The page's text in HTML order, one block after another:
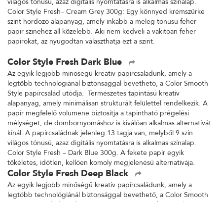
Color Style Fresh– Cream Grey 300g: Egy könnyed krémszürke
színt hordozó alapanyag, amely inkább a meleg tónusú fehér
papír színéhez áll közelebb. Aki nem kedveli a vakítóan fehér
papírokat, az nyugodtan választhatja ezt a színt.
Color Style Fresh Dark Blue
Az egyik legjobb minőségű kreatív papírcsaládunk, amely a
legtöbb technológiánál biztonsággal bevethető, a Color Smooth
Style papírcsalád utódja. Természetes tapintású kreatív
alapanyag, amely minimálisan strukturált felülettel rendelkezik. A
papír megfelelő volumene biztosítja a tapintható prégelési
mélységet, de dombornyomáshoz is kiválóan alkalmas alternatívát
kínál. A papírcsaládnak jelenleg 13 tagja van, melyből 9 szín
világos tónusú, azaz digitális nyomtatásra is alkalmas színalap.
Color Style Fresh – Dark Blue 300g. A fekete papír egyik
tökéletes, időtlen, kellően komoly megjelenésű alternatívája.
Color Style Fresh Deep Black
Az egyik legjobb minőségű kreatív papírcsaládunk, amely a
legtöbb technológiánál biztonsággal bevethető, a Color Smooth